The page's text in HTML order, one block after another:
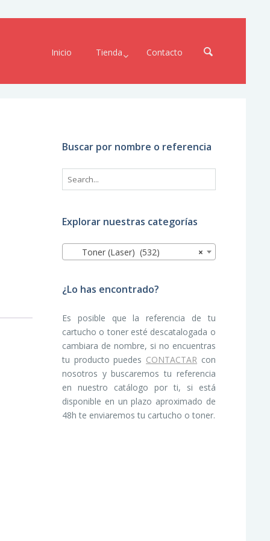
Inicio Tienda Contacto
Buscar por nombre o referencia
Explorar nuestras categorías
×
Toner (Laser) (532)
¿Lo has encontrado?
Es posible que la referencia de tu
cartucho o toner esté descatalogada o
cambiara de nombre, si no encuentras
tu producto puedes CONTACTAR con
nosotros y buscaremos tu referencia
en nuestro catálogo por ti, si está
disponible en un plazo aproximado de
48h te enviaremos tu cartucho o toner.